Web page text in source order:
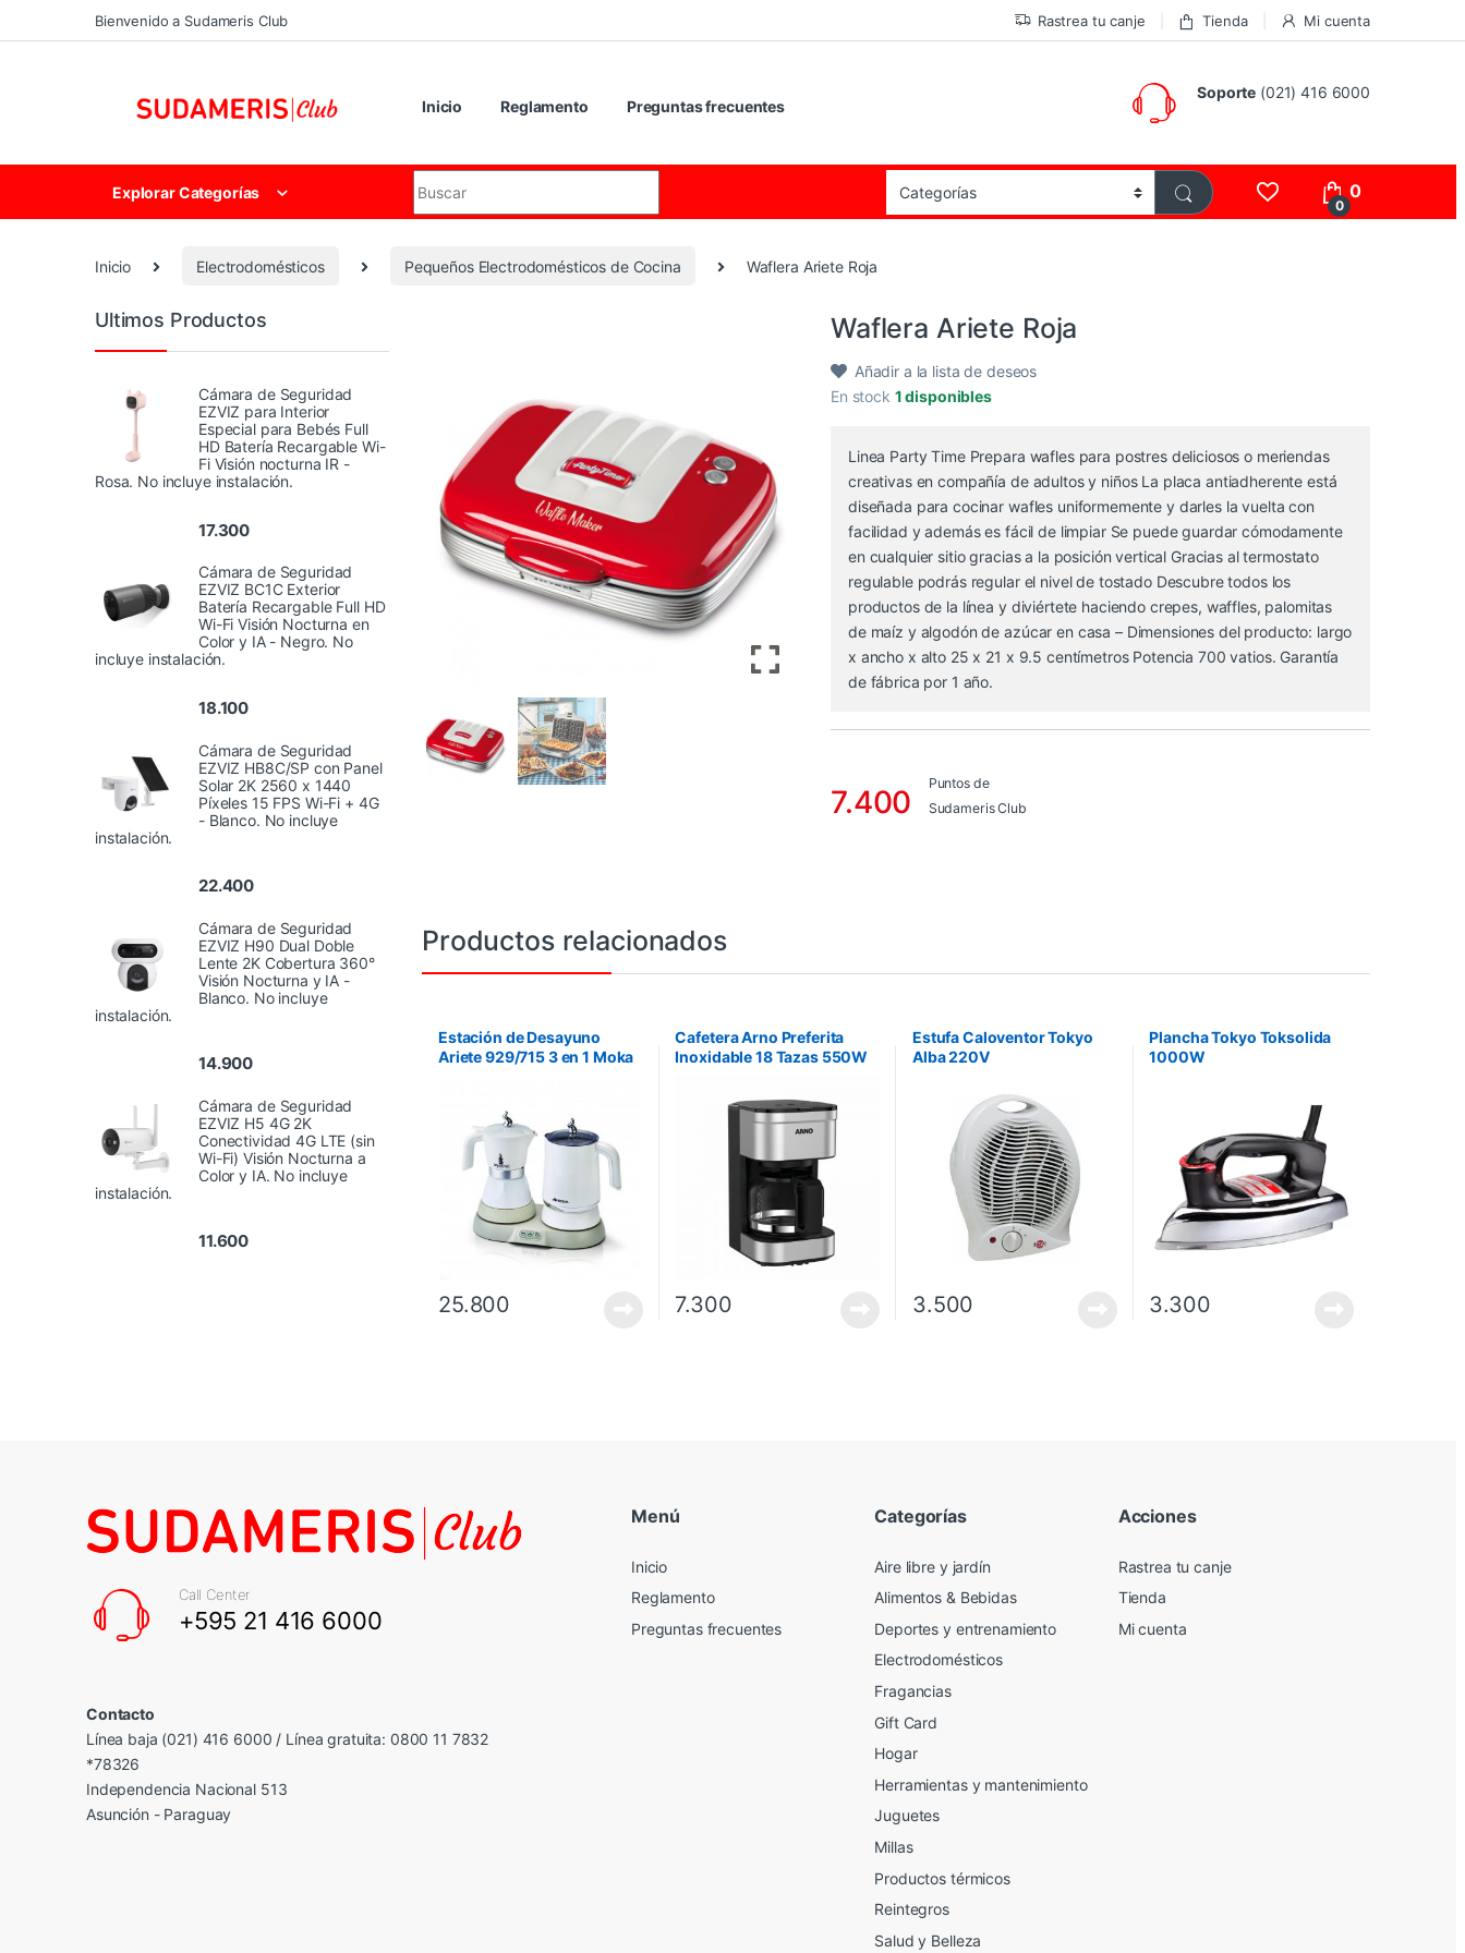
Skip to navigation
Skip to contentBienvenido a Sudameris Club Rastrea tu canje Tienda Mi cuenta
Inicio Reglamento Preguntas frecuentes
Soporte (021) 416 6000
Explorar Categorías
0
0
Inicio Electrodomésticos Pequeños Electrodomésticos de Cocina Waflera Ariete Roja
Waflera Ariete Roja
Añadir a la lista de deseos
En stock 1 disponibles
Linea Party Time Prepara wafles para postres deliciosos o meriendas
creativas en compañía de adultos y niños La placa antiadherente está
diseñada para cocinar wafles uniformemente y darles la vuelta con
facilidad y además es fácil de limpiar Se puede guardar cómodamente
en cualquier sitio gracias a la posición vertical Gracias al termostato
regulable podrás regular el nivel de tostado Descubre todos los
productos de la línea y diviértete haciendo crepes, waffles, palomitas
de maíz y algodón de azúcar en casa – Dimensiones del producto: largo
x ancho x alto 25 x 21 x 9.5 centímetros Potencia 700 vatios. Garantía
de fábrica por 1 año.
7.400
Puntos de
Sudameris Club
Productos relacionados
Estación de Desayuno
Ariete 929/715 3 en 1 Moka
25.800
Cafetera Arno Preferita
Inoxidable 18 Tazas 550W
7.300
Estufa Caloventor Tokyo
Alba 220V
3.500
Plancha Tokyo Toksolida
1000W
3.300
Ultimos Productos
Cámara de Seguridad
EZVIZ para Interior
Especial para Bebés Full
HD Batería Recargable Wi-
Fi Visión nocturna IR -
Rosa. No incluye instalación.
17.300
Cámara de Seguridad
EZVIZ BC1C Exterior
Batería Recargable Full HD
Wi-Fi Visión Nocturna en
Color y IA - Negro. No
incluye instalación.
18.100
Cámara de Seguridad
EZVIZ HB8C/SP con Panel
Solar 2K 2560 x 1440
Píxeles 15 FPS Wi-Fi + 4G
- Blanco. No incluye
instalación.
22.400
Cámara de Seguridad
EZVIZ H90 Dual Doble
Lente 2K Cobertura 360°
Visión Nocturna y IA -
Blanco. No incluye
instalación.
14.900
Cámara de Seguridad
EZVIZ H5 4G 2K
Conectividad 4G LTE (sin
Wi-Fi) Visión Nocturna a
Color y IA. No incluye
instalación.
11.600
Call Center
+595 21 416 6000
Contacto
Línea baja (021) 416 6000 / Línea gratuita: 0800 11 7832
*78326
Independencia Nacional 513
Asunción - Paraguay
Menú
Inicio
Reglamento
Preguntas frecuentes
Categorías
Aire libre y jardín
Alimentos & Bebidas
Deportes y entrenamiento
Electrodomésticos
Fragancias
Gift Card
Hogar
Herramientas y mantenimiento
Juguetes
Millas
Productos térmicos
Reintegros
Salud y Belleza
Acciones
Rastrea tu canje
Tienda
Mi cuenta